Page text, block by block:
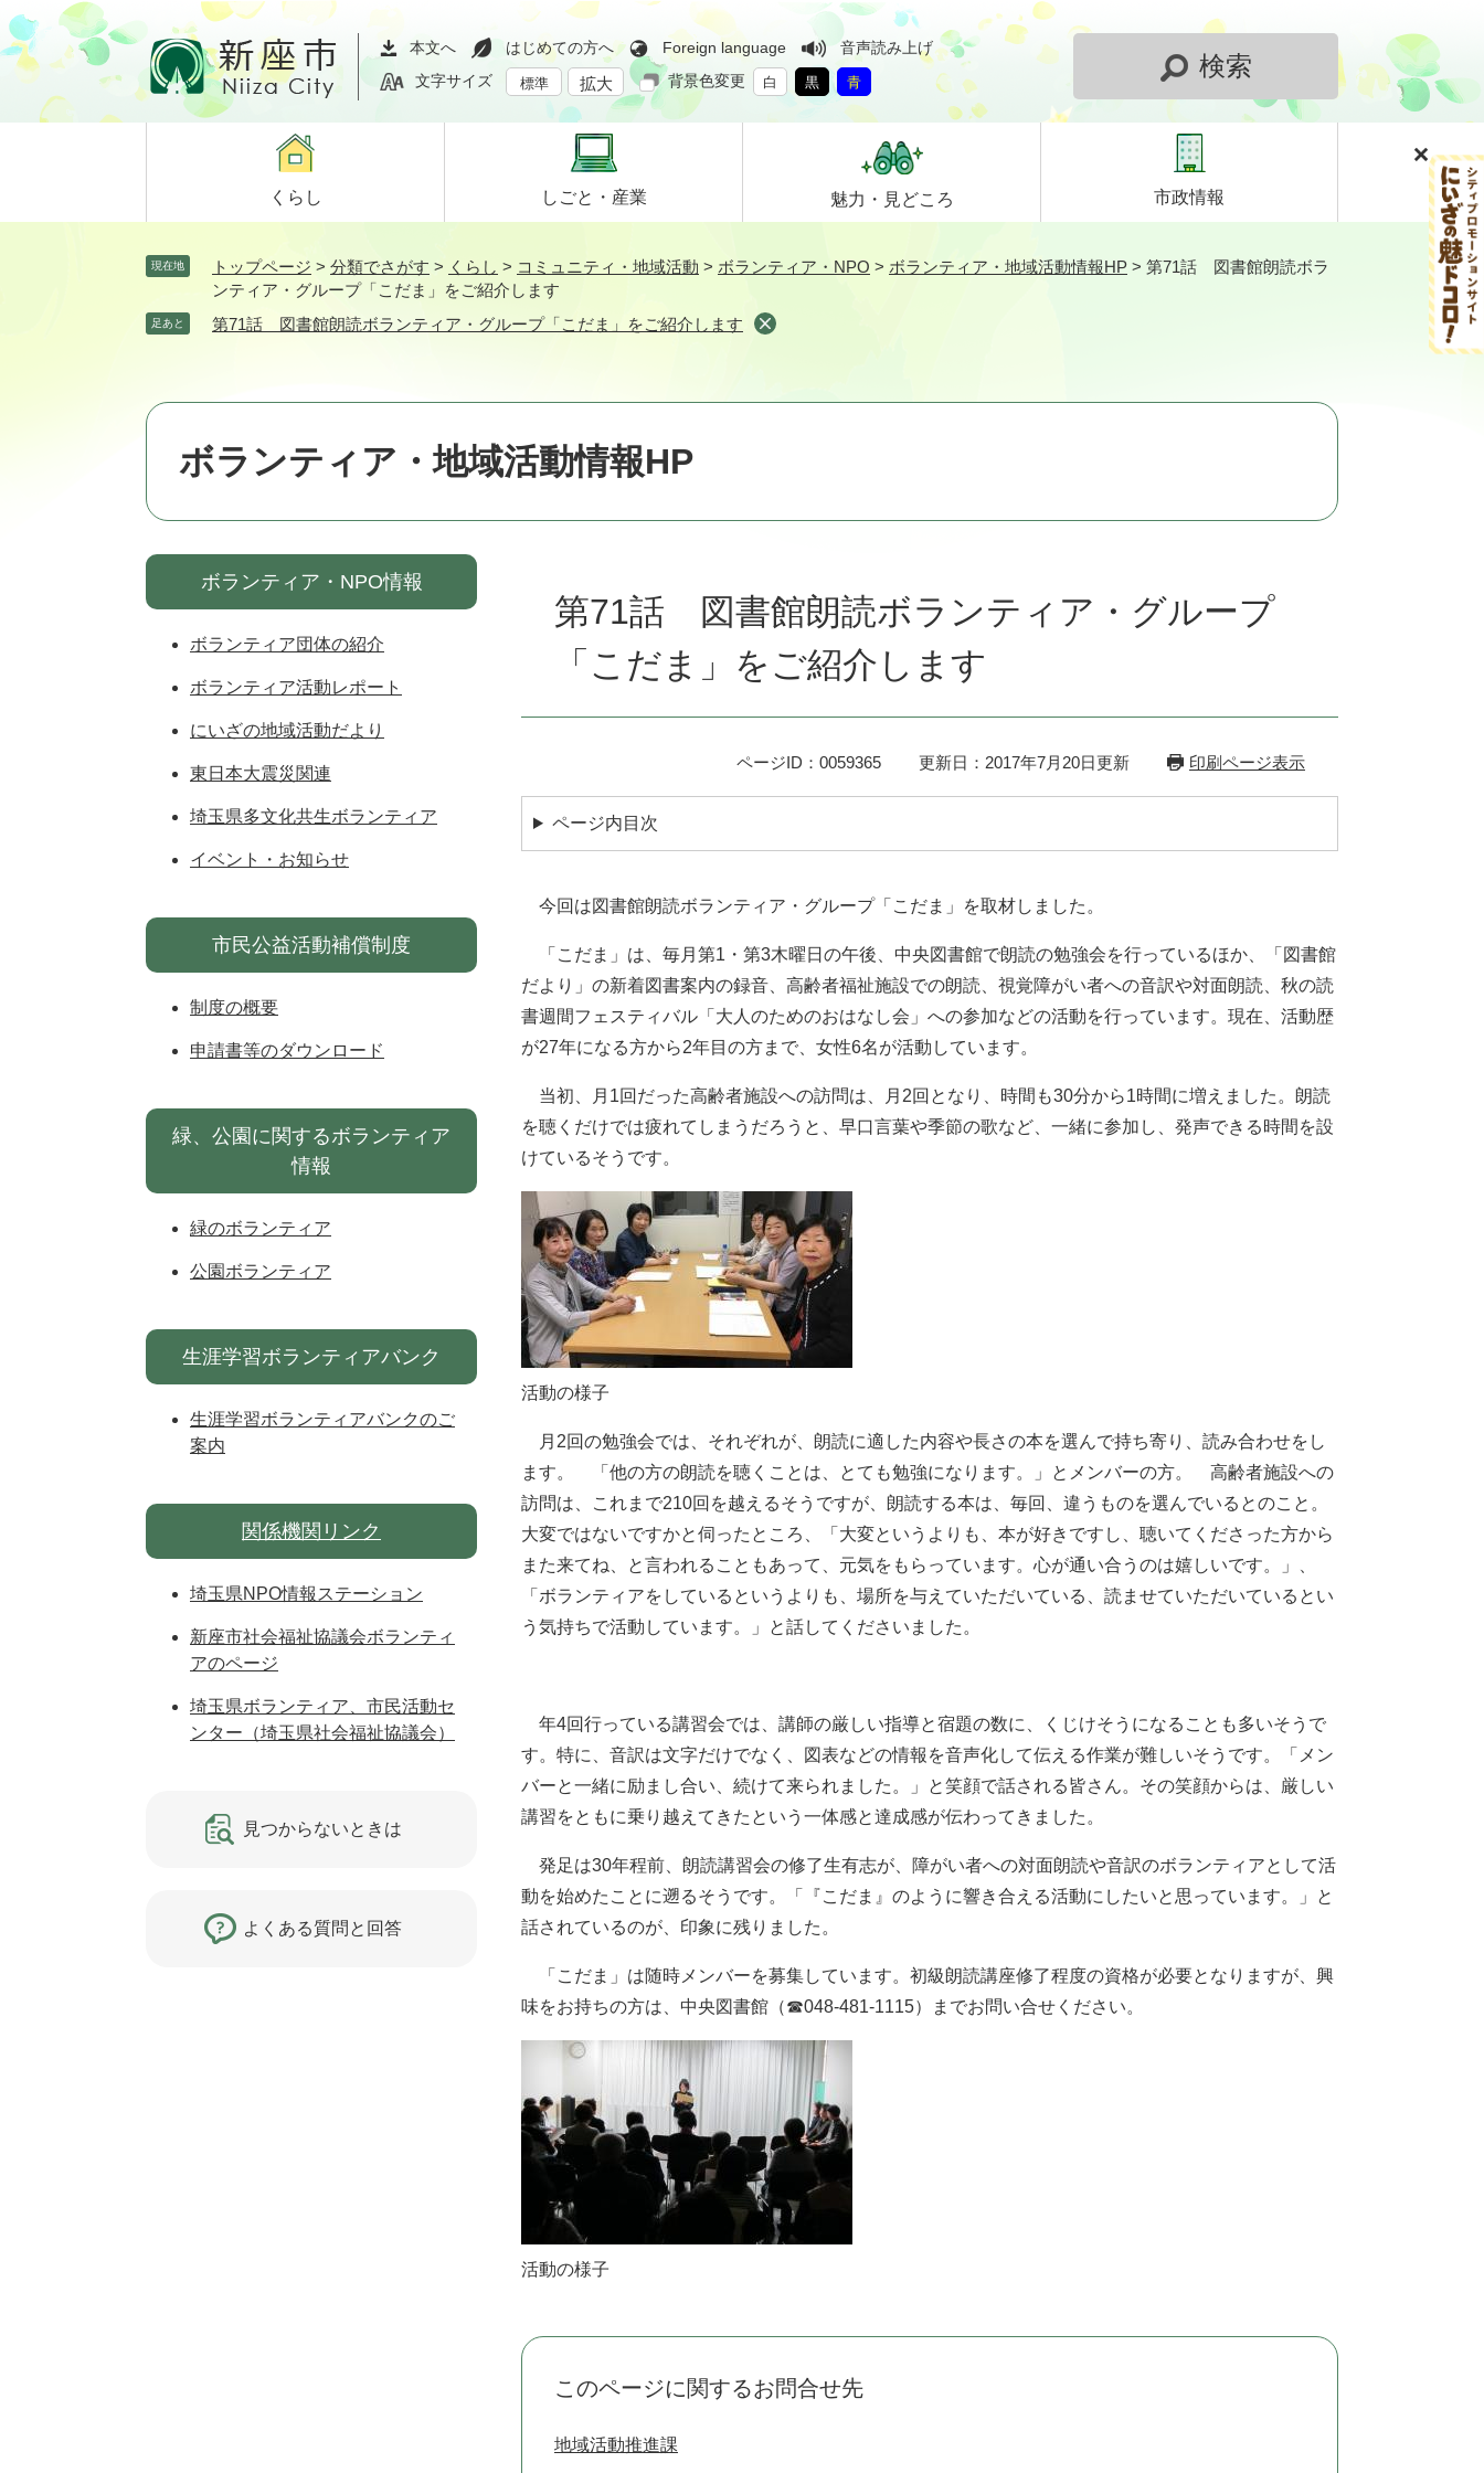
ペ
ー
ジ
メ
ニ
ュ
て
本文へ はじめての方へ Foreign language
音声読み上げ
文字サイズ
標準 拡大 背景色変更 白 黒 青
検索
くらし しごと・ 産業 魅力・ 見どころ 市政情報
現在地 トップページ > 分類でさがす > くらし > コミュニティ・地域活動 > ボランティア・NPO > ボランティア・地域活動情報HP > 第71話 図書館朗読ボラ
ンティア・グループ「こだま」をご紹介します
足あと 第71話 図書館朗読ボランティア・グループ「こだま」をご紹介します
ボランティア・地域活動情報HP
第71話 図書館朗読ボランティア・グループ
「こだま」をご紹介します
ページID：0059365 更新日：2017年7月20日更新 印刷ページ表示
ページ内目次
今回は図書館朗読ボランティア・グループ「こだま」を取材しました。
「こだま」は、毎月第1・第3木曜日の午後、中央図書館で朗読の勉強会を行っているほか、「図書館
だより」の新着図書案内の録音、高齢者福祉施設での朗読、視覚障がい者への音訳や対面朗読、秋の読
書週間フェスティバル「大人のためのおはなし会」への参加などの活動を行っています。現在、活動歴
が27年になる方から2年目の方まで、女性6名が活動しています。
当初、月1回だった高齢者施設への訪問は、月2回となり、時間も30分から1時間に増えました。朗読
を聴くだけでは疲れてしまうだろうと、早口言葉や季節の歌など、一緒に参加し、発声できる時間を設
けているそうです。
活動の様子
月2回の勉強会では、それぞれが、朗読に適した内容や長さの本を選んで持ち寄り、読み合わせをし
ます。 「他の方の朗読を聴くことは、とても勉強になります。」とメンバーの方。 高齢者施設への
訪問は、これまで210回を越えるそうですが、朗読する本は、毎回、違うものを選んでいるとのこと。
大変ではないですかと伺ったところ、「大変というよりも、本が好きですし、聴いてくださった方から
また来てね、と言われることもあって、元気をもらっています。心が通い合うのは嬉しいです。」、
「ボランティアをしているというよりも、場所を与えていただいている、読ませていただいているとい
う気持ちで活動しています。」と話してくださいました。
年4回行っている講習会では、講師の厳しい指導と宿題の数に、くじけそうになることも多いそうで
す。特に、音訳は文字だけでなく、図表などの情報を音声化して伝える作業が難しいそうです。「メン
バーと一緒に励まし合い、続けて来られました。」と笑顔で話される皆さん。その笑顔からは、厳しい
講習をともに乗り越えてきたという一体感と達成感が伝わってきました。
発足は30年程前、朗読講習会の修了生有志が、障がい者への対面朗読や音訳のボランティアとして活
動を始めたことに遡るそうです。「『こだま』のように響き合える活動にしたいと思っています。」と
話されているのが、印象に残りました。
「こだま」は随時メンバーを募集しています。初級朗読講座修了程度の資格が必要となりますが、興
味をお持ちの方は、中央図書館（☎048-481-1115）までお問い合せください。
活動の様子
このページに関するお問合せ先
地域活動推進課
ボランティア・NPO情報
ボランティア団体の紹介
ボランティア活動レポート
にいざの地域活動だより
東日本大震災関連
埼玉県多文化共生ボランティア
イベント・お知らせ
市民公益活動補償制度
制度の概要
申請書等のダウンロード
緑、公園に関するボランティア
情報
緑のボランティア
公園ボランティア
生涯学習ボランティアバンク
生涯学習ボランティアバンクのご
案内
関係機関リンク
埼玉県NPO情報ステーション
新座市社会福祉協議会ボランティ
アのページ
埼玉県ボランティア、市民活動セ
ンター（埼玉県社会福祉協議会）
見つからないときは
よくある質問と回答